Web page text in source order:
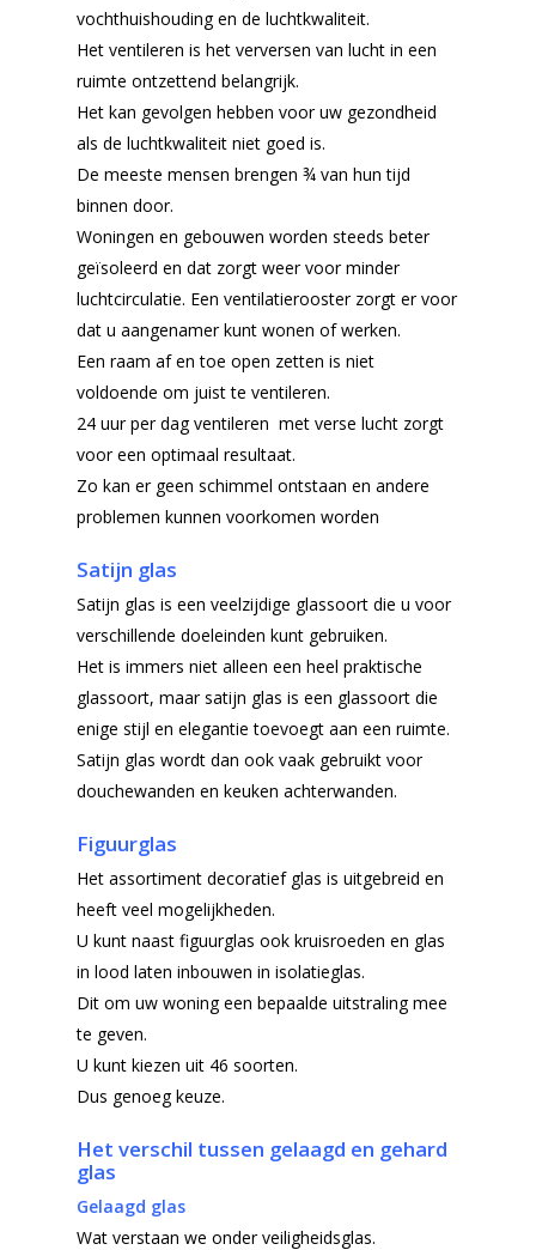
vochthuishouding en de luchtkwaliteit.
Het ventileren is het verversen van lucht in een
ruimte ontzettend belangrijk.
Het kan gevolgen hebben voor uw gezondheid
als de luchtkwaliteit niet goed is.
De meeste mensen brengen ¾ van hun tijd
binnen door.
Woningen en gebouwen worden steeds beter
geïsoleerd en dat zorgt weer voor minder
luchtcirculatie. Een ventilatierooster zorgt er voor
dat u aangenamer kunt wonen of werken.
Een raam af en toe open zetten is niet
voldoende om juist te ventileren.
24 uur per dag ventileren met verse lucht zorgt
voor een optimaal resultaat.
Zo kan er geen schimmel ontstaan en andere
problemen kunnen voorkomen worden
Satijn glas
Satijn glas is een veelzijdige glassoort die u voor
verschillende doeleinden kunt gebruiken.
Het is immers niet alleen een heel praktische
glassoort, maar satijn glas is een glassoort die
enige stijl en elegantie toevoegt aan een ruimte.
Satijn glas wordt dan ook vaak gebruikt voor
douchewanden en keuken achterwanden.
Figuurglas
Het assortiment decoratief glas is uitgebreid en
heeft veel mogelijkheden.
U kunt naast figuurglas ook kruisroeden en glas
in lood laten inbouwen in isolatieglas.
Dit om uw woning een bepaalde uitstraling mee
te geven.
U kunt kiezen uit 46 soorten.
Dus genoeg keuze.
Het verschil tussen gelaagd en gehard
glas
Gelaagd glas
Wat verstaan we onder veiligheidsglas.